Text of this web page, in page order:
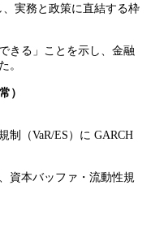
実務と政策に直結する枠
きる」ことを示し、金融
。
）
制（VaR/ES）に GARCH
資本バッファ・流動性規